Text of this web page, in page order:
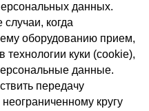
данных.
когда
оборудованию прием,
куки (cookie),
данные.
передачу
кругу